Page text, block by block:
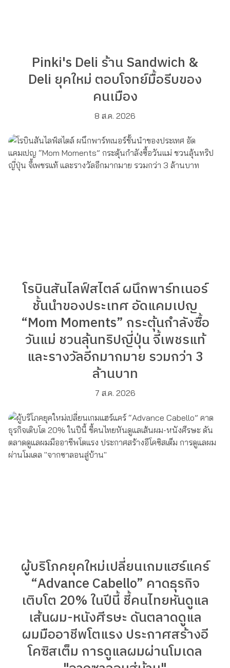
Pinki's Deli ร้าน Sandwich &
Deli ยุคใหม่ ตอบโจทย์มื้อรีบของ
คนเมือง
8 ส.ค. 2026
โรบินสันไลฟ์สไตล์ ผนึกพาร์ทเนอร์
ชั้นนำของประเทศ อัดแคมเปญ
“Mom Moments” กระตุ้นกำลังซื้อ
วันแม่ ชวนลุ้นทริปญี่ปุ่น จี้เพชรแท้
และรางวัลอีกมากมาย รวมกว่า 3
ล้านบาท
7 ส.ค. 2026
ผู้บริโภคยุคใหม่เปลี่ยนเกมแฮร์แคร์
“Advance Cabello” คาดธุรกิจ
เติบโต 20% ในปีนี้ ชี้คนไทยหันดูแล
เส้นผม-หนังศีรษะ ดันตลาดดูแล
ผมมืออาชีพโตแรง ประกาศสร้างอี
โคซิสเต็ม การดูแลผมผ่านโมเดล